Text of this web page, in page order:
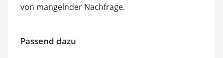
von mangelnder Nachfrage.
Passend dazu